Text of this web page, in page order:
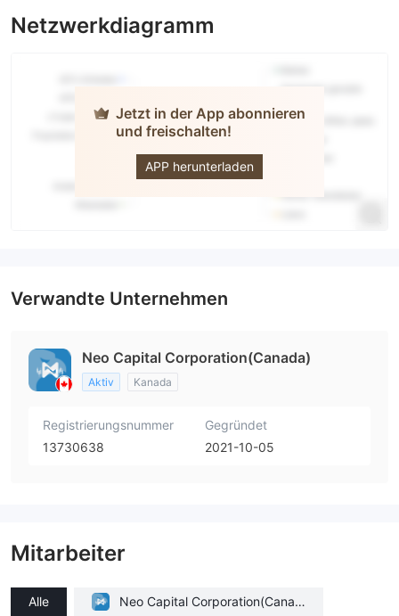
Netzwerkdiagramm
Jetzt in der App abonnieren
und freischalten!
APP herunterladen
Neo Capital
Verwandte Unternehmen
Neo Capital Corporation(Canada)
Aktiv Kanada
Registrierungsnummer
13730638
Gegründet
2021-10-05
Mitarbeiter
Alle Neo Capital Corporation(Canad